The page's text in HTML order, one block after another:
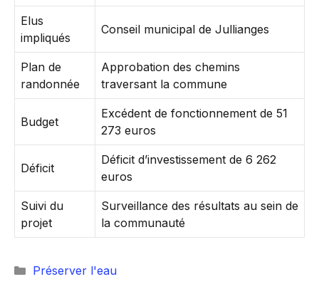
Elus
impliqués
Conseil municipal de Jullianges
Plan de
randonnée
Approbation des chemins
traversant la commune
Budget
Excédent de fonctionnement de 51
273 euros
Déficit
Déficit d’investissement de 6 262
euros
Suivi du
projet
Surveillance des résultats au sein de
la communauté
Catégories
Préserver l'eau